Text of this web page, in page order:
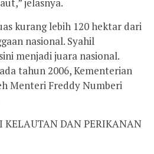
kurang lebih 120 hektar dari
nasional. Syahil
menjadi juara nasional.
tahun 2006, Kementerian
Menteri Freddy Numberi
DAN PERIKANAN